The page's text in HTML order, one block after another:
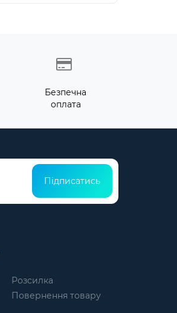
Безпечна
оплата
Підписатись
Розсилка
Повернення товару